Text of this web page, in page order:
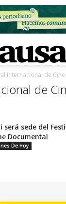
Internacional de
de
será sede del
Documental
De Hoy